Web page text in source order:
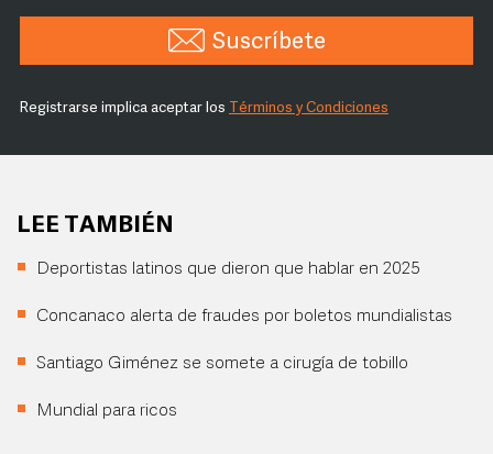
Suscríbete
Registrarse implica aceptar los Términos y Condiciones
LEE TAMBIÉN
Deportistas latinos que dieron que hablar en 2025
Concanaco alerta de fraudes por boletos mundialistas
Santiago Giménez se somete a cirugía de tobillo
Mundial para ricos